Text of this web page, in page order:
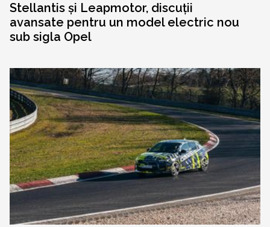
Stellantis și Leapmotor, discuții
avansate pentru un model electric nou
sub sigla Opel